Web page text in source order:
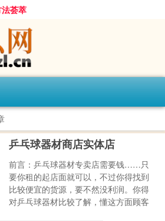
荟萃
乒乓球器材商店实体店
前言：乒乓球器材专卖店需要钱……只
要你租的起店面就可以，不过你得找到
比较便宜的货源，要不然没利润。你得
对乒乓球器材比较了解，懂这方面顾客